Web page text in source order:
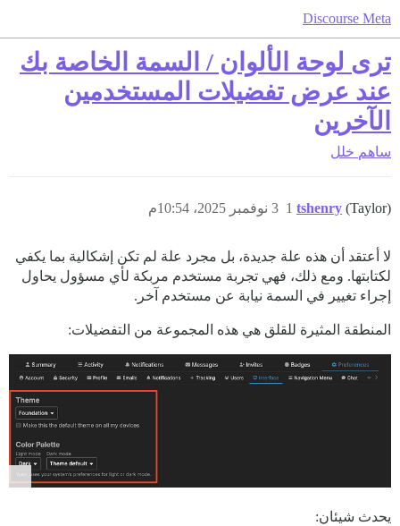
Discourse Meta
ترى لوحة الألوان / السمة الخاصة بك
عند عرض تفضيلات المستخدمين
الآخرين
ساهم خلل
tshenry (Taylor) 3 نوفمبر 2025، 10:54م 1
لا أعتقد أن هذه علة جديدة، بل مجرد علة لم تكن إشكالية بما يكفي
لكتابتها. ومع ذلك، فهي تجربة مستخدم مربكة لأي مسؤول يحاول
إجراء تغيير في السمة نيابة عن مستخدم آخر.
المنطقة المثيرة للقلق هي هذه المجموعة من التفضيلات:
يحدث شيئان: